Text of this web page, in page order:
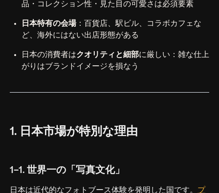
品・コレクション性・見た目の可愛さは必須要素
日本特有の会場：百貨店、駅ビル、コラボカフェな
ど、海外にはない出店形態がある
日本の消費者はクオリティと細部に厳しい：雑な仕上
がりはブランドイメージを損なう
1. 日本市場が特別な理由
1-1. 世界一の「写真文化」
日本は近代的なフォトブース体験を発明した国です。 プ